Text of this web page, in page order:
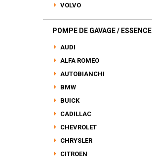
VOLVO
POMPE DE GAVAGE / ESSENCE
AUDI
ALFA ROMEO
AUTOBIANCHI
BMW
BUICK
CADILLAC
CHEVROLET
CHRYSLER
CITROEN